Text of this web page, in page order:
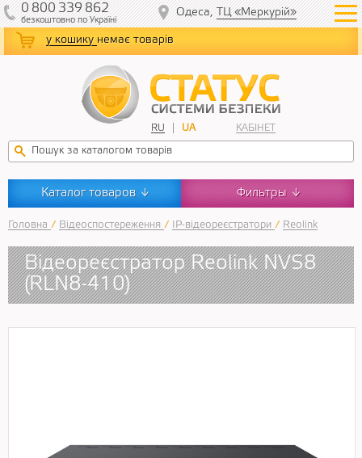
у кошику немає товарів
RU UA КАБІНЕТ
0 800 339 862
безкоштовнопо Україні
Одеса, ТЦ «Меркурій»
Каталог товаров ↓ Фильтры ↓
Головна / Відеоспостереження / IP-відеореєстратори / Reolink
Відеореєстратор Reolink NVS8
(RLN8-410)